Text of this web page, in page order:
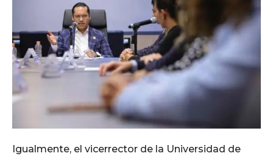
Igualmente, el vicerrector de la Universidad de